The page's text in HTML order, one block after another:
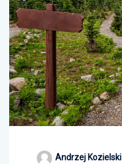
Andrzej Kozielski